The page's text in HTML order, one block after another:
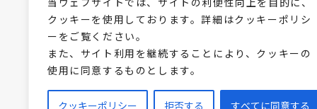
クッキーを使用しております。詳細はクッキーポリシ
ーをご覧ください。
また、サイト利用を継続することにより、クッキーの
使用に同意するものとします。
クッキーポリシー 拒否する すべてに同意する